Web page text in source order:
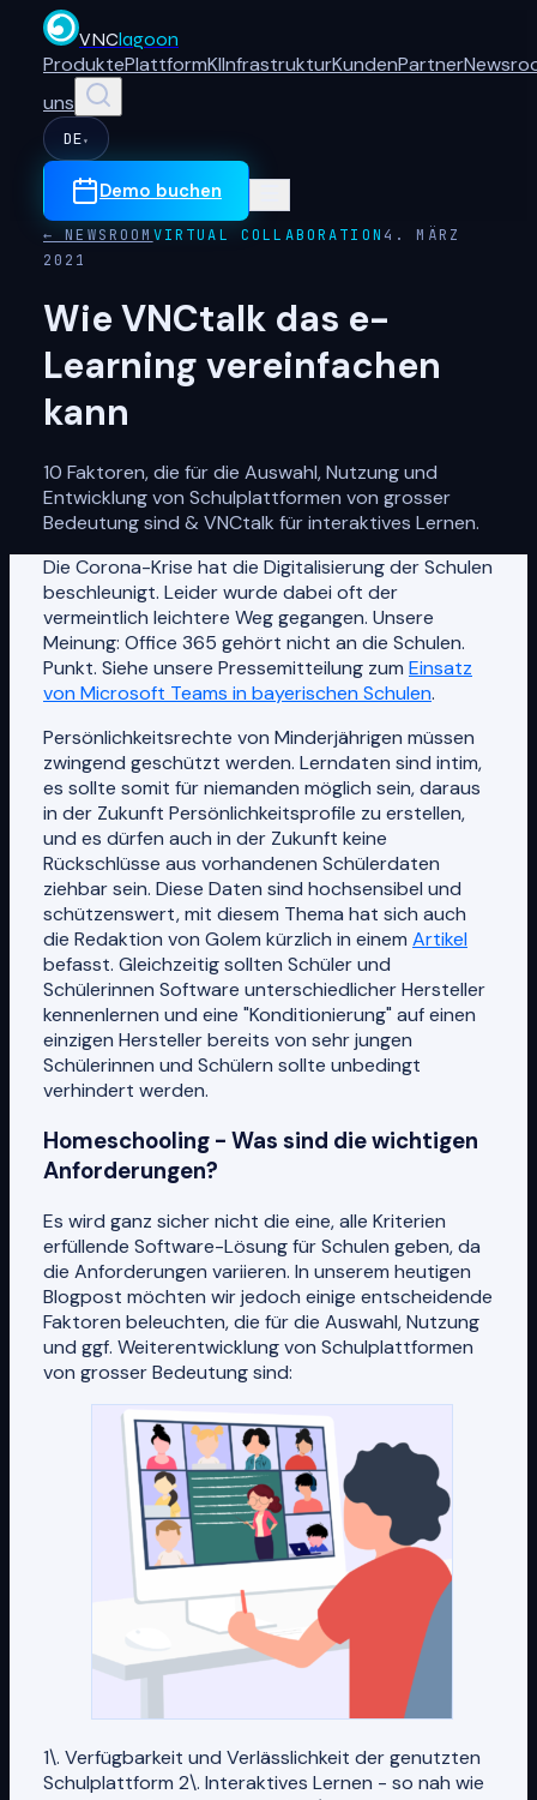
VNClagoon
ProduktePlattformKIInfrastrukturKundenPartner
uns
DE ▾
Demo buchen
← NEWSROOM VIRTUAL COLLABORATION 4. MÄRZ
2021
Wie VNCtalk das e-
Learning vereinfachen
kann
10 Faktoren, die für die Auswahl, Nutzung und
Entwicklung von Schulplattformen von grosser
Bedeutung sind & VNCtalk für interaktives Lernen.
Die Corona-Krise hat die Digitalisierung der Schulen
beschleunigt. Leider wurde dabei oft der
vermeintlich leichtere Weg gegangen. Unsere
Meinung: Office 365 gehört nicht an die Schulen.
Punkt. Siehe unsere Pressemitteilung zum Einsatz
von Microsoft Teams in bayerischen Schulen.
Persönlichkeitsrechte von Minderjährigen müssen
zwingend geschützt werden. Lerndaten sind intim,
es sollte somit für niemanden möglich sein, daraus
in der Zukunft Persönlichkeitsprofile zu erstellen,
und es dürfen auch in der Zukunft keine
Rückschlüsse aus vorhandenen Schülerdaten
ziehbar sein. Diese Daten sind hochsensibel und
schützenswert, mit diesem Thema hat sich auch
die Redaktion von Golem kürzlich in einem Artikel
befasst. Gleichzeitig sollten Schüler und
Schülerinnen Software unterschiedlicher Hersteller
kennenlernen und eine "Konditionierung" auf einen
einzigen Hersteller bereits von sehr jungen
Schülerinnen und Schülern sollte unbedingt
verhindert werden.
Homeschooling - Was sind die wichtigen
Anforderungen?
Es wird ganz sicher nicht die eine, alle Kriterien
erfüllende Software-Lösung für Schulen geben, da
die Anforderungen variieren. In unserem heutigen
Blogpost möchten wir jedoch einige entscheidende
Faktoren beleuchten, die für die Auswahl, Nutzung
und ggf. Weiterentwicklung von Schulplattformen
von grosser Bedeutung sind:
1\. Verfügbarkeit und Verlässlichkeit der genutzten
Schulplattform 2\. Interaktives Lernen - so nah wie